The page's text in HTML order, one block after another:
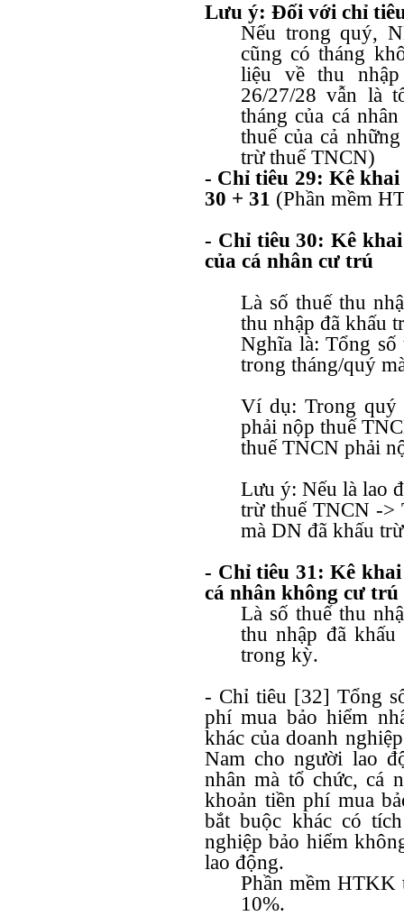
Lưu ý: Đối với chỉ
Nếu trong quý,
cũng có tháng
liệu về thu
26/27/28 vẫn là
tháng của cá
thuế của cả
trừ thuế TNCN)
- Chỉ tiêu 29: Kê
30 + 31 (Phần mềm
- Chỉ tiêu 30: Kê
của cá nhân cư trú
Là số thuế thu
thu nhập đã khấu
Nghĩa là: Tổng số
trong tháng/quý
Ví dụ: Trong quý
phải nộp thuế
thuế TNCN phải
Lưu ý: Nếu là lao
trừ thuế TNCN ->
mà DN đã khấu
- Chỉ tiêu 31: Kê
cá nhân không cư trú
Là số thuế thu
thu nhập đã
trong kỳ.
- Chỉ tiêu [32] Tổng
phí mua bảo hiểm
khác của doanh
Nam cho người lao
nhân mà tổ chức, cá
khoản tiền phí mua
bắt buộc khác có
nghiệp bảo hiểm
lao động.
Phần mềm
10%.